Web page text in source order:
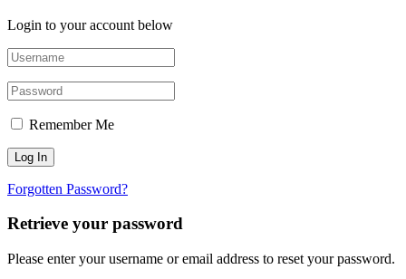
Login to your account below
Remember Me
Forgotten Password?
Retrieve your password
Please enter your username or email address to reset your password.